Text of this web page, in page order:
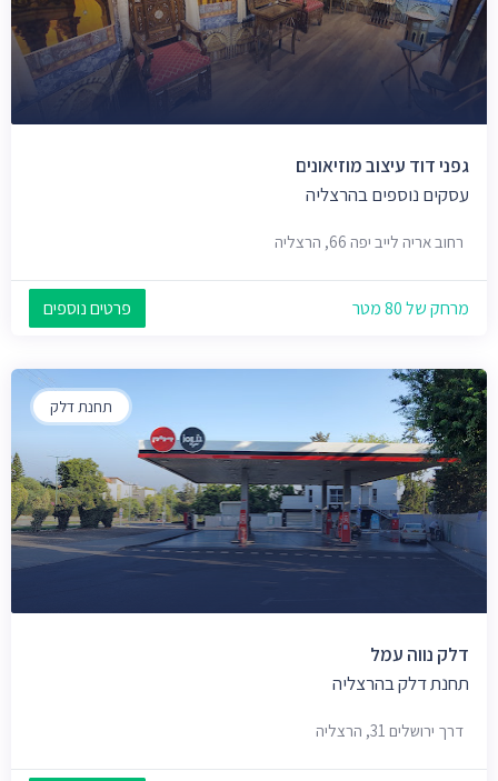
גפני דוד עיצוב מוזיאונים
עסקים נוספים בהרצליה
רחוב אריה לייב יפה 66, הרצליה
מרחק של 80 מטר פרטים נוספים
תחנת דלק
דלק נווה עמל
תחנת דלק בהרצליה
דרך ירושלים 31, הרצליה